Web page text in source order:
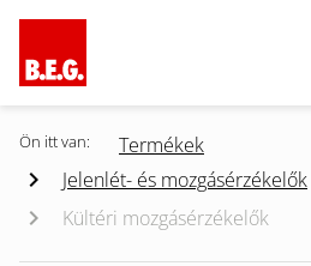
Ön itt van:
Termékek
Jelenlét- és mozgásérzékelők
Kültéri mozgásérzékelők